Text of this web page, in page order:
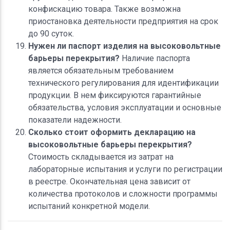
конфискацию товара. Также возможна
приостановка деятельности предприятия на срок
до 90 суток.
Нужен ли паспорт изделия на высоковольтные
барьеры перекрытия? Наличие паспорта
является обязательным требованием
технического регулирования для идентификации
продукции. В нем фиксируются гарантийные
обязательства, условия эксплуатации и основные
показатели надежности.
Сколько стоит оформить декларацию на
высоковольтные барьеры перекрытия?
Стоимость складывается из затрат на
лабораторные испытания и услуги по регистрации
в реестре. Окончательная цена зависит от
количества протоколов и сложности программы
испытаний конкретной модели.